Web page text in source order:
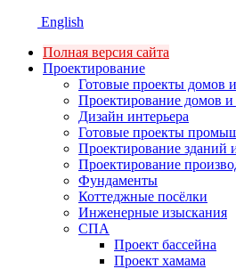
English
Полная версия сайта
Проектирование
Готовые проекты домов
Проектирование домов и
Дизайн интерьера
Готовые проекты
Проектирование зданий
Проектирование
Фундаменты
Коттеджные посёлки
Инженерные изыскания
СПА
Проект бассейна
Проект хамама